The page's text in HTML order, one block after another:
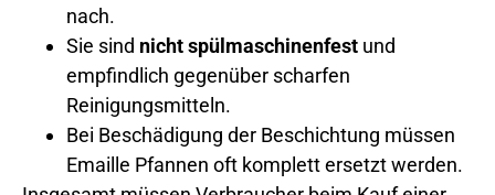
nach.
Sie sind nicht spülmaschinenfest und
empfindlich gegenüber scharfen
Reinigungsmitteln.
Bei Beschädigung der Beschichtung müssen
Emaille Pfannen oft komplett ersetzt werden.